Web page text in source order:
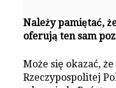
Należy pamiętać,
oferują ten sam
Może się okazać,
Rzeczypospolitej